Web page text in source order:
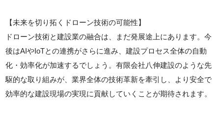
【未来を切り拓くドローン技術の可能性】
ドローン技術と建設業の融合は、まだ発展途上にあります。今
後はAIやIoTとの連携がさらに進み、建設プロセス全体の自動
化・効率化が加速するでしょう。有限会社八伸建設のような先
駆的な取り組みが、業界全体の技術革新を牽引し、より安全で
効率的な建設現場の実現に貢献していくことが期待されます。